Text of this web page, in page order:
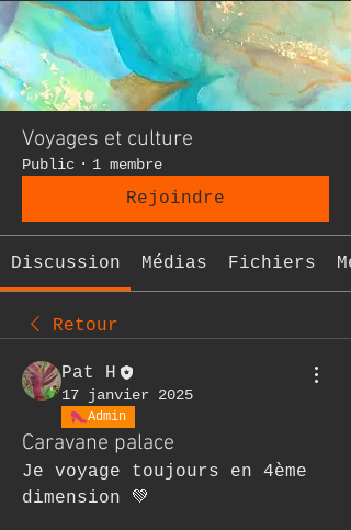
Voyages et culture
Public · 1 membre
Rejoindre
Discussion Médias Fichiers
Retour
Pat H
17 janvier 2025
Admin
Caravane palace
Je voyage toujours en 4ème
dimension 💚